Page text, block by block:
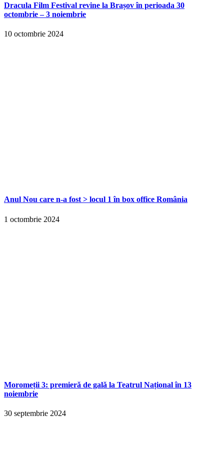
Dracula Film Festival revine la Brașov în perioada 30
octombrie – 3 noiembrie
10 octombrie 2024
Anul Nou care n-a fost > locul 1 în box office România
1 octombrie 2024
Moromeții 3: premieră de gală la Teatrul Național în 13
noiembrie
30 septembrie 2024